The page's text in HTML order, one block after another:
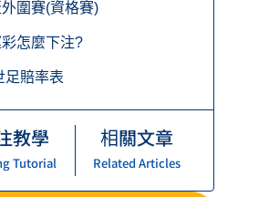
圍賽(資格賽)
怎麼下注?
足賠率表
教學
Tutorial
相關文章
Related Articles